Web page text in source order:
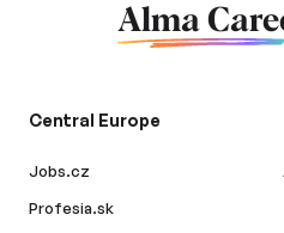
Alma
Central Europe
Jobs.cz
Profesia.sk